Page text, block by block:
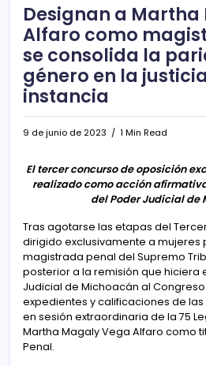
Designan a
Alfaro como
se consolida la
género en la
instancia
9 de junio de 2023 1 Min Read
El tercer concurso de oposición
realizado como acción
del Poder Judicial de
Tras agotarse las etapas del
dirigido exclusivamente a
magistrada penal del Supremo
posterior a la remisión que hiciera
Judicial de Michoacán al
expedientes y calificaciones de
en sesión extraordinaria de la 75
Martha Magaly Vega Alfaro como
Penal.